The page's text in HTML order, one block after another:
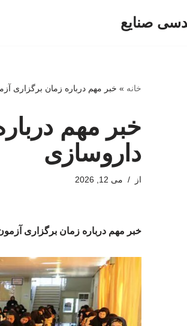
صنایع
خانه » خبر مهم درباره زمان برگزاری
خبر مهم
داروسازی
از می 12, 2026
خبر مهم درباره زمان برگزاری